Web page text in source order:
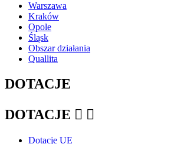
Warszawa
Kraków
Opole
Śląsk
Obszar działania
Quallita
DOTACJE
DOTACJE  
Dotacje UE